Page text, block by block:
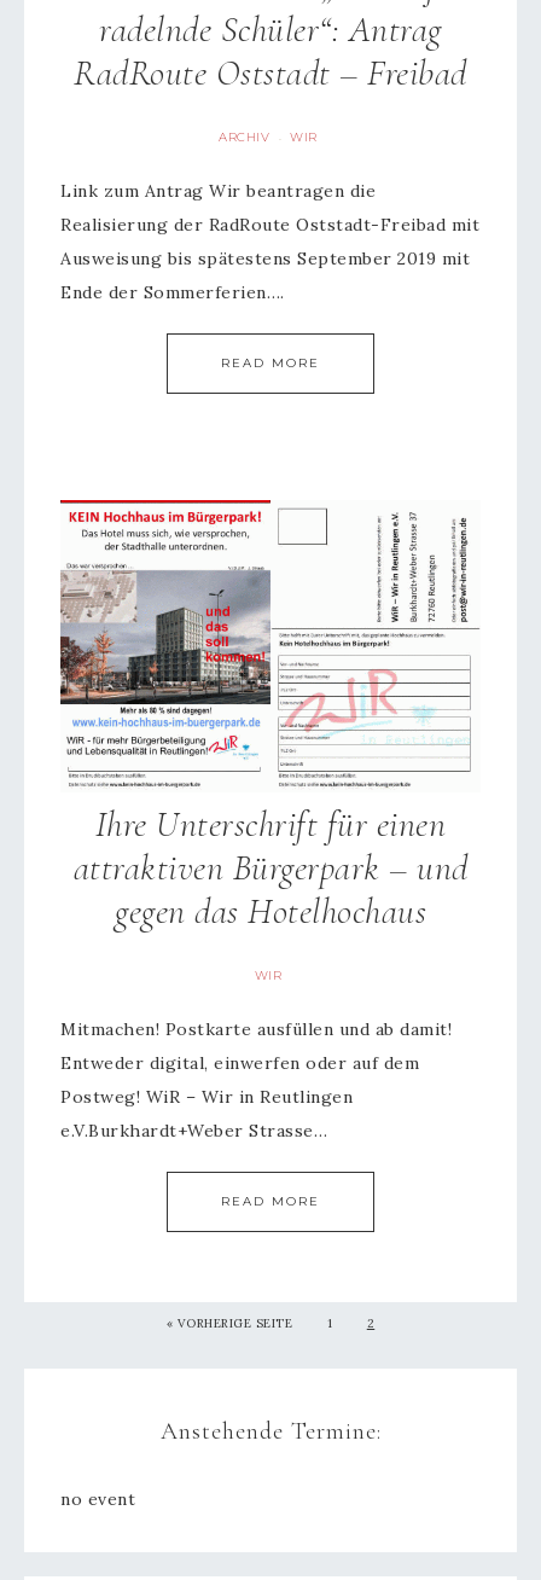
radelnde Schüler“: Antrag
RadRoute Oststadt – Freibad
ARCHIV · WIR
Link zum Antrag Wir beantragen die
Realisierung der RadRoute Oststadt-Freibad mit
Ausweisung bis spätestens September 2019 mit
Ende der Sommerferien….
READ MORE
Ihre Unterschrift für einen
attraktiven Bürgerpark – und
gegen das Hotelhochaus
WIR
Mitmachen! Postkarte ausfüllen und ab damit!
Entweder digital, einwerfen oder auf dem
Postweg! WiR – Wir in Reutlingen
e.V.Burkhardt+Weber Strasse…
READ MORE
« VORHERIGE SEITE 1 2
Anstehende Termine:
no event